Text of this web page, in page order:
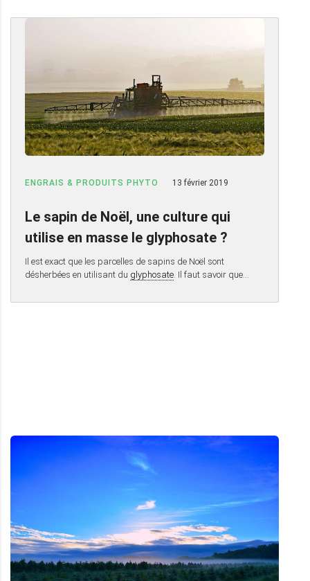
ENGRAIS & PRODUITS PHYTO 13 février 2019
Le sapin de Noël, une culture qui
utilise en masse le glyphosate ?
Il est exact que les parcelles de sapins de Noël sont
désherbées en utilisant du glyphosate . Il faut savoir que…